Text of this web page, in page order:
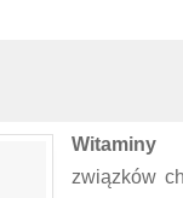
Witaminy
związków